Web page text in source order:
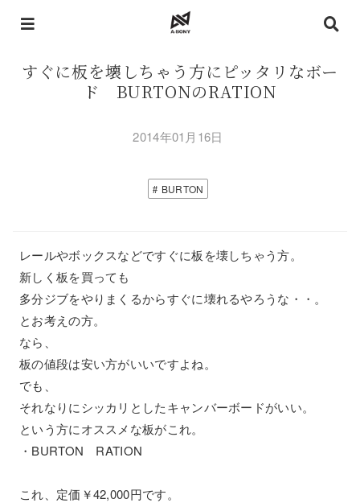
すぐに板を壊しちゃう方にピッタリなボー
ド BURTONのRATION
2014年01月16日
BURTON
レールやボックスなどですぐに板を壊しちゃう方。
新しく板を買っても
多分ジブをやりまくるからすぐに壊れるやろうな・・。
とお考えの方。
なら、
板の値段は安い方がいいですよね。
でも、
それなりにシッカリとしたキャンバーボードがいい。
という方にオススメな板がこれ。
・BURTON RATION
これ、定価￥42,000円です。